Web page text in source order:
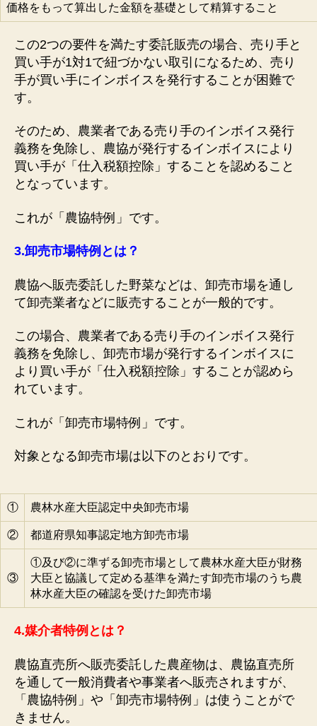
価格をもって算出した金額を基礎として精算すること
この2つの要件を満たす委託販売の場合、売り手と
買い手が1対1で紐づかない取引になるため、売り
手が買い手にインボイスを発行することが困難で
す。
そのため、農業者である売り手のインボイス発行
義務を免除し、農協が発行するインボイスにより
買い手が「仕入税額控除」することを認めること
となっています。
これが「農協特例」です。
3.卸売市場特例とは？
農協へ販売委託した野菜などは、卸売市場を通し
て卸売業者などに販売することが一般的です。
この場合、農業者である売り手のインボイス発行
義務を免除し、卸売市場が発行するインボイスに
より買い手が「仕入税額控除」することが認めら
れています。
これが「卸売市場特例」です。
対象となる卸売市場は以下のとおりです。
① 農林水産大臣認定中央卸売市場
② 都道府県知事認定地方卸売市場
③
①及び②に準ずる卸売市場として農林水産大臣が財務
大臣と協議して定める基準を満たす卸売市場のうち農
林水産大臣の確認を受けた卸売市場
4.媒介者特例とは？
農協直売所へ販売委託した農産物は、農協直売所
を通して一般消費者や事業者へ販売されますが、
「農協特例」や「卸売市場特例」は使うことがで
きません。